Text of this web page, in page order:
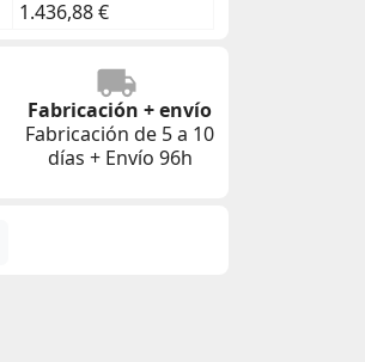
1.436,88 €
Fabricación + envío
Fabricación de 5 a 10
días + Envío 96h